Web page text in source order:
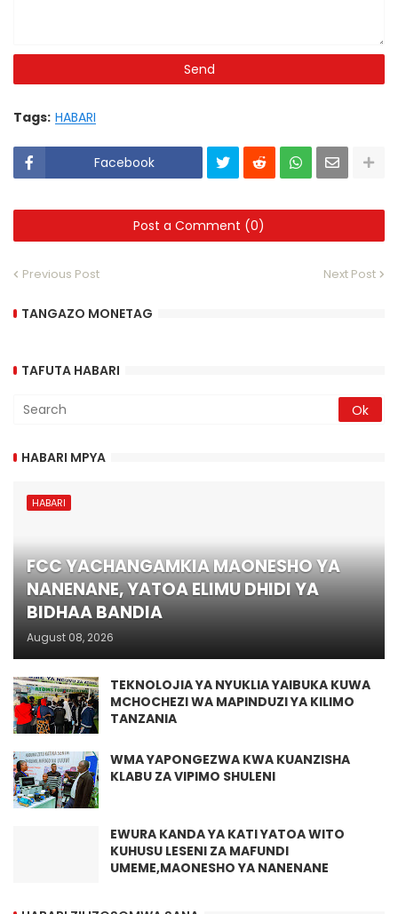
Tags: HABARI
Facebook
Post a Comment (0)
Previous Post Next Post
TANGAZO MONETAG
TAFUTA HABARI
HABARI MPYA
HABARI
FCC YACHANGAMKIA MAONESHO YA
NANENANE, YATOA ELIMU DHIDI YA
BIDHAA BANDIA
August 08, 2026
TEKNOLOJIA YA NYUKLIA YAIBUKA KUWA
MCHOCHEZI WA MAPINDUZI YA KILIMO
TANZANIA
WMA YAPONGEZWA KWA KUANZISHA
KLABU ZA VIPIMO SHULENI
EWURA KANDA YA KATI YATOA WITO
KUHUSU LESENI ZA MAFUNDI
UMEME,MAONESHO YA NANENANE